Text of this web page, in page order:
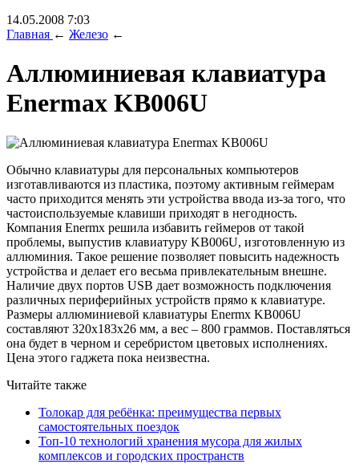
14.05.2008 7:03
Главная ← Железо ←
Аллюминиевая клавиатура
Enermax KB006U
Обычно клавиатуры для персональных компьютеров
изготавливаются из пластика, поэтому активным геймерам
часто приходится менять эти устройства ввода из-за того, что
частоиспользуемые клавиши приходят в негодность.
Компания Enermx решила избавить геймеров от такой
проблемы, выпустив клавиатуру KB006U, изготовленную из
аллюминия. Такое решение позволяет повысить надежность
устройства и делает его весьма привлекательным внешне.
Наличие двух портов USB дает возможность подключения
различных периферийных устройств прямо к клавиатуре.
Размеры аллюминиевой клавиатуры Enermx KB006U
составляют 320х183х26 мм, а вес – 800 граммов. Поставляться
она будет в черном и серебристом цветовых исполнениях.
Цена этого гаджета пока неизвестна.
Читайте также
Толокар для ребёнка: преимущества первых
самостоятельных поездок
Топ-10 технологий хранения мусора для жилых
комплексов и городских пространств